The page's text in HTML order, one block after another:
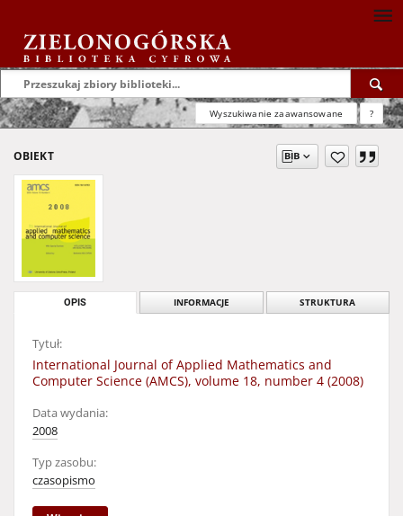
Wyszukiwanie zaawansowane ?
OBIEKT
OPIS INFORMACJE STRUKTURA
Tytuł:
International Journal of Applied Mathematics and
Computer Science (AMCS), volume 18, number 4 (2008)
Data wydania:
2008
Typ zasobu:
czasopismo